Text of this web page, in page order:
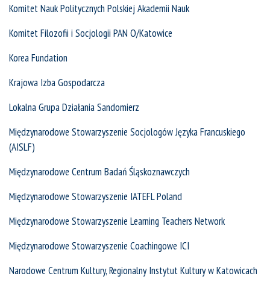
Komitet Nauk Politycznych Polskiej Akademii Nauk
Komitet Filozofii i Socjologii PAN O/Katowice
Korea Fundation
Krajowa Izba Gospodarcza
Lokalna Grupa Działania Sandomierz
Międzynarodowe Stowarzyszenie Socjologów Języka Francuskiego
(AISLF)
Międzynarodowe Centrum Badań Śląskoznawczych
Międzynarodowe Stowarzyszenie IATEFL Poland
Międzynarodowe Stowarzyszenie Learning Teachers Network
Międzynarodowe Stowarzyszenie Coachingowe ICI
Narodowe Centrum Kultury, Regionalny Instytut Kultury w Katowicach